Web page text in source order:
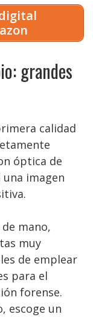
grandes
calidad
óptica de
imagen
de mano,
muy
de emplear
para el
forense.
escoge un